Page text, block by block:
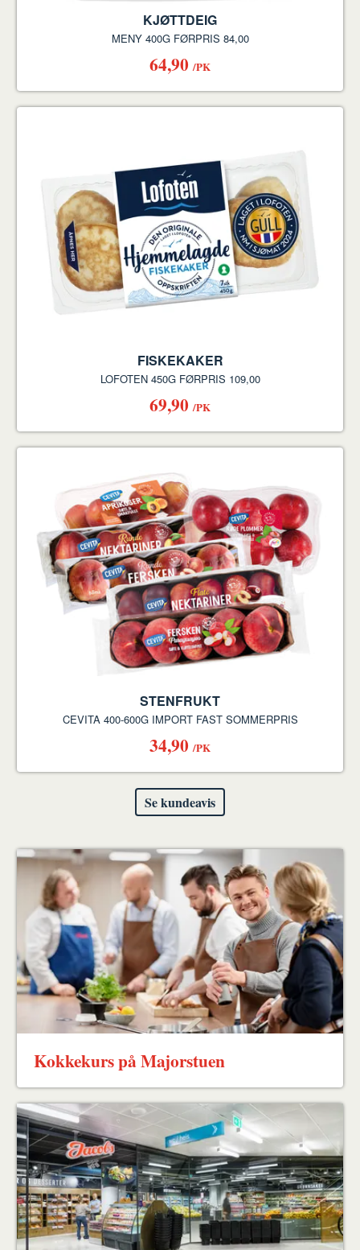
KJØTTDEIG
MENY 400G FØRPRIS 84,00
64,90/PK
FISKEKAKER
LOFOTEN 450G FØRPRIS 109,00
69,90/PK
STENFRUKT
CEVITA 400-600G IMPORT FAST SOMMERPRIS
34,90/PK
Se kundeavis
Kokkekurs på Majorstuen